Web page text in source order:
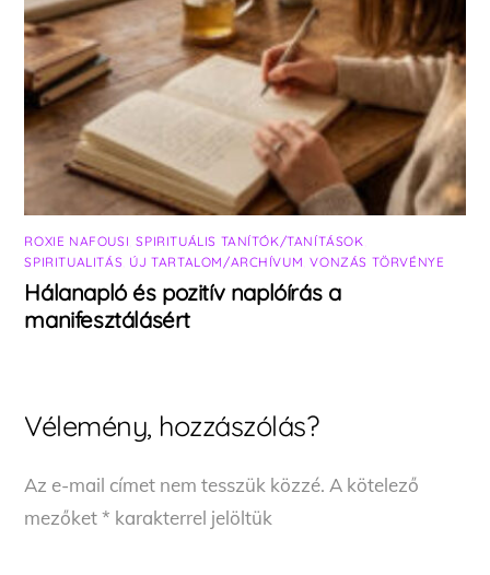
ROXIE NAFOUSI ,SPIRITUÁLIS TANÍTÓK/TANÍTÁSOK
SPIRITUALITÁS ÚJ TARTALOM/ARCHÍVUM ,VONZÁS TÖRVÉNYE
Hálanapló és pozitív naplóírás a
manifesztálásért
Vélemény, hozzászólás?
Az e-mail címet nem tesszük közzé. A kötelező
mezőket* karakterrel jelöltük